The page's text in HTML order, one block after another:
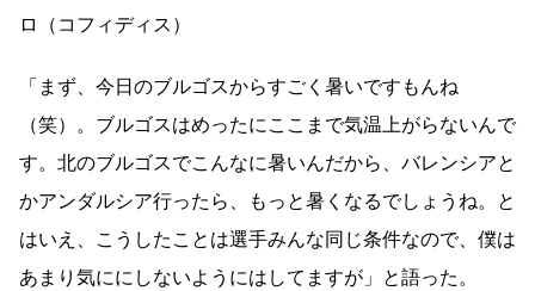
ロ（コフィディス）
「まず、今日のブルゴスからすごく暑いですもんね
（笑）。ブルゴスはめったにここまで気温上がらないんで
す。北のブルゴスでこんなに暑いんだから、バレンシアと
かアンダルシア行ったら、もっと暑くなるでしょうね。と
はいえ、こうしたことは選手みんな同じ条件なので、僕は
あまり気ににしないようにはしてますが」と語った。